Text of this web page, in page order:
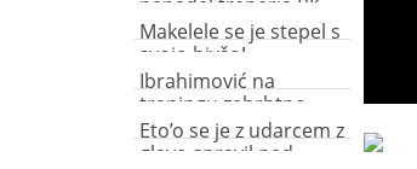
Bosna!
Makelele se je stepel s
svojo bivšo!
Ibrahimović na
treningu zahrbtno
brcnil klubskega
kolega!
Eto’o se je z udarcem z
glavo spravil nad